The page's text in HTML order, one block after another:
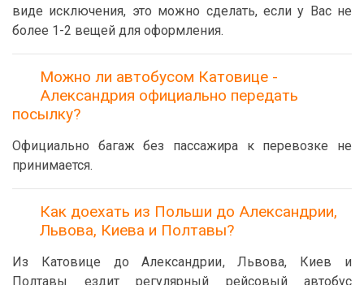
виде исключения, это можно сделать, если у Вас не
более 1-2 вещей для оформления.
Можно ли автобусом Катовице -
Александрия официально передать
посылку?
Официально багаж без пассажира к перевозке не
принимается.
Как доехать из Польши до Александрии,
Львова, Киева и Полтавы?
Из Катовице до Александрии, Львова, Киев и
Полтавы ездит регулярный рейсовый автобус